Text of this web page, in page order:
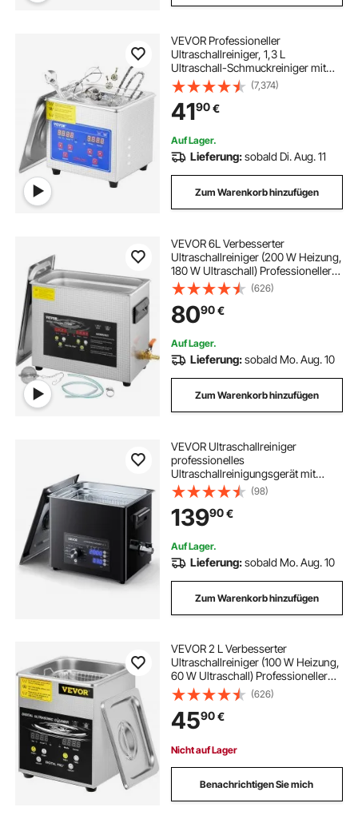
VEVOR Professioneller
Ultraschallreiniger, 1,3 L
Ultraschall-Schmuckreiniger mit
digitalem Timer und Heizung,
Edelstahl-Industrie-Schallreiniger
40 kHz für Brillen, Uhren, Ringe,
Kleinteile
(7,374)
4190€
Auf Lager.
Lieferung:sobald Di. Aug. 11
Zum Warenkorb hinzufügen
VEVOR 6L Verbesserter
Ultraschallreiniger (200 W Heizung,
180 W Ultraschall) Professioneller
digitaler Labor-Ultraschall-
Teilereiniger mit Heizungstimer für
die Reinigung von Schmuck, Brillen
(626)
8090€
Auf Lager.
Lieferung:sobald Mo. Aug. 10
Zum Warenkorb hinzufügen
VEVOR Ultraschallreiniger
professionelles
Ultraschallreinigungsgerät mit
Drehknopfsteuerung 10 L,
Reinigungsgerät mit Korb &
Reinigungskugel, Ultraschallgerät
für Uhren Rasierer Schmuck
Münzen
(98)
13990€
Auf Lager.
Lieferung:sobald Mo. Aug. 10
Zum Warenkorb hinzufügen
VEVOR 2 L Verbesserter
Ultraschallreiniger (100 W Heizung,
60 W Ultraschall) Professioneller
digitaler Labor-Ultraschall-
Teilereiniger mit Heizungstimer für
die Reinigung von Schmuck,
Brillenteilen
(626)
4590€
Nicht auf Lager
Benachrichtigen Sie mich